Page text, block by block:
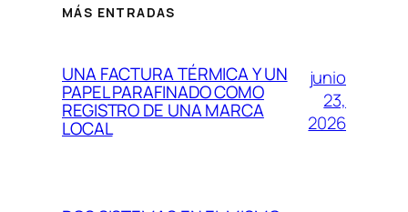
MÁS ENTRADAS
UNA FACTURA TÉRMICA Y UN
PAPEL PARAFINADO COMO
REGISTRO DE UNA MARCA
LOCAL
junio
23,
2026